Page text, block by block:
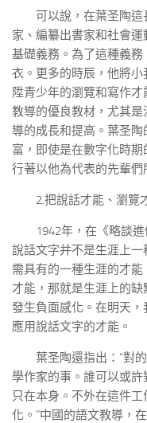
可以說，在葉圣陶
家、編纂出書家和社會
基礎義務。為了這種義
衣。更多的時辰，他將
陞青少年的瀏覽和寫作
教導的優良教材，尤其
導的成長和提高。葉圣
富，即使是在數字化時
行著以他為代表的先輩們
2.把說話才能、瀏覽
1942年，在《略談
說話文字并不是生涯上
需具有的一種生涯的才
才能，那就是生涯上的
發生負面感化。在明天
應用說話文字的才能。
葉圣陶還指出：“對
學作家的事。誰可以或
只在本身。不外在這件
化。”中國的語文教導，